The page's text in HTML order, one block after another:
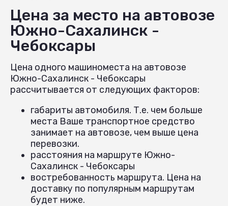
Цена за место на автовозе
Южно-Сахалинск -
Чебоксары
Цена одного машиноместа на автовозе
Южно-Сахалинск - Чебоксары
рассчитывается от следующих факторов:
габариты автомобиля. Т.е. чем больше
места Ваше транспортное средство
занимает на автовозе, чем выше цена
перевозки.
расстояния на маршруте Южно-
Сахалинск - Чебоксары
востребованность маршрута. Цена на
доставку по популярным маршрутам
будет ниже.